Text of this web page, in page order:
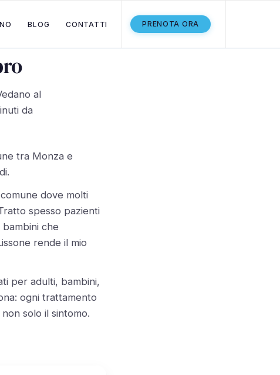
BLOG CONTATTI PRENOTA ORA
al
da
tra Monza e
dove molti
spesso pazienti
che
rende il mio
per adulti, bambini,
ogni trattamento
solo il sintomo.